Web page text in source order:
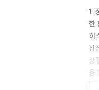
1.
한
히
상
상
융
대